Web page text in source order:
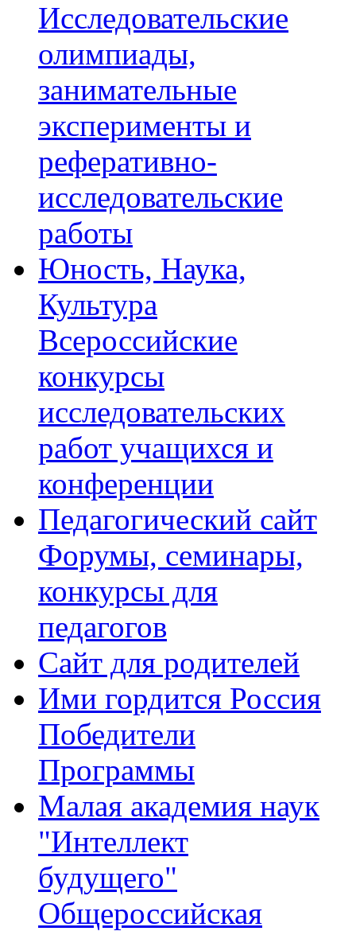
Исследовательские
олимпиады,
занимательные
эксперименты и
реферативно-
исследовательские
работы
Юность, Наука,
Культура
Всероссийские
конкурсы
исследовательских
работ учащихся и
конференции
Педагогический сайт
Форумы, семинары,
конкурсы для
педагогов
Сайт для родителей
Ими гордится Россия
Победители
Программы
Малая академия наук
"Интеллект
будущего"
Общероссийская